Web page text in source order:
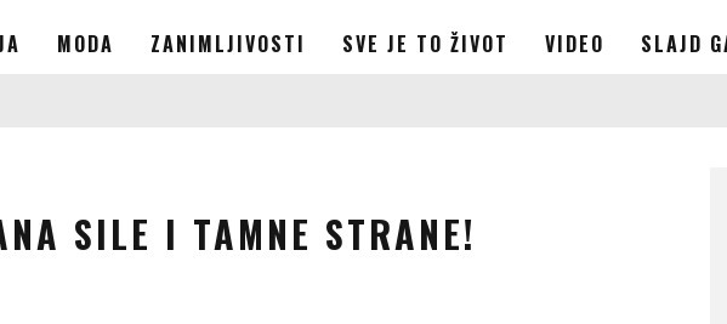
MODA ZANIMLJIVOSTI SVE JE TO ŽIVOT VIDEO SLAJD
SILE I TAMNE STRANE!